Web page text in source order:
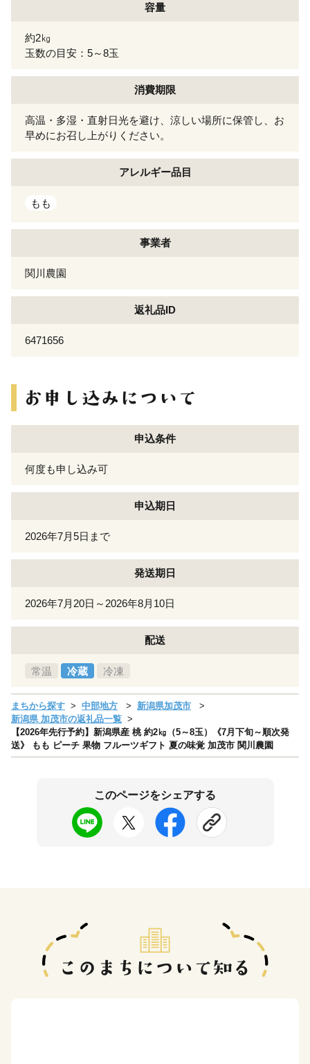
容量
約2㎏
玉数の目安：5～8玉
消費期限
高温・多湿・直射日光を避け、涼しい場所に保管し、お
早めにお召し上がりください。
アレルギー品目
もも
事業者
関川農園
返礼品ID
6471656
申込条件
何度も申し込み可
申込期日
2026年7月5日まで
発送期日
2026年7月20日～2026年8月10日
配送
常温 冷蔵 冷凍
まちから探す 中部地方
新潟県加茂市
新潟県 加茂市の返礼品一覧
【2026年先行予約】新潟県産 桃 約2㎏（5～8玉）《7月下旬～順次発
送》 もも ピーチ 果物 フルーツギフト 夏の味覚 加茂市 関川農園
このページをシェアする